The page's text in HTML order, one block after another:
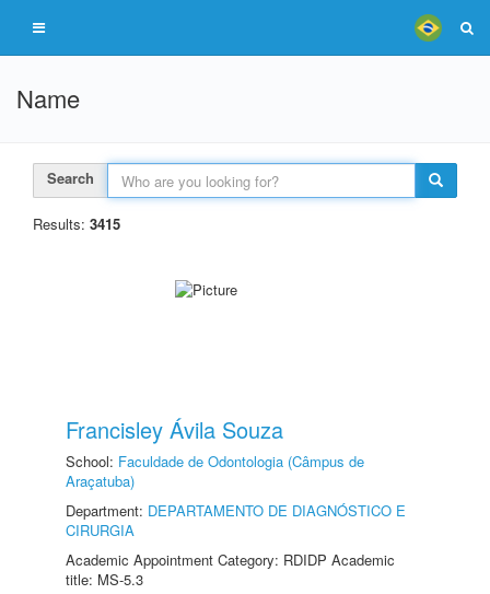
Name
Search
Results: 3415
Francisley Ávila Souza
School: Faculdade de Odontologia (Câmpus de
Araçatuba)
Department: DEPARTAMENTO DE DIAGNÓSTICO E
CIRURGIA
Academic Appointment Category: RDIDP Academic
title: MS-5.3